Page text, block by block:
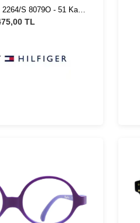
S 8079O - 51 Kadın
Gözlüğü
TL